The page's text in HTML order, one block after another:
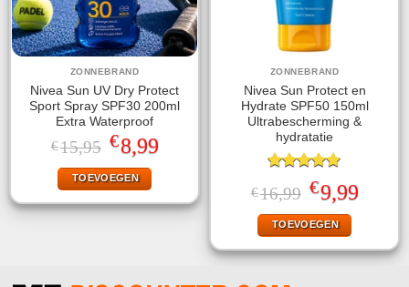
ZONNEBRAND
Nivea Sun UV Dry Protect
Sport Spray SPF30 200ml
Extra Waterproof
€15,95 Oorspronkelijke
prijs
was:
€15,95.
€8,99Huidige
prijs
TOEVOEGEN
ZONNEBRAND
Nivea Sun Protect en
Hydrate SPF50 150ml
Ultrabescherming &
hydratatie
Gewaardeerd
5.00uit 5
€16,99 Oorspronkelijke
prijs
was:
€16,99.
€9,99Huidige
prijs
TOEVOEGEN